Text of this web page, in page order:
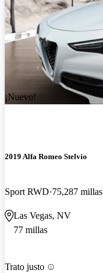
¡Nuevo!
2019 Alfa Romeo Stelvio
Sport RWD 75,287 millas
Las Vegas, NV
77 millas
Trato justo